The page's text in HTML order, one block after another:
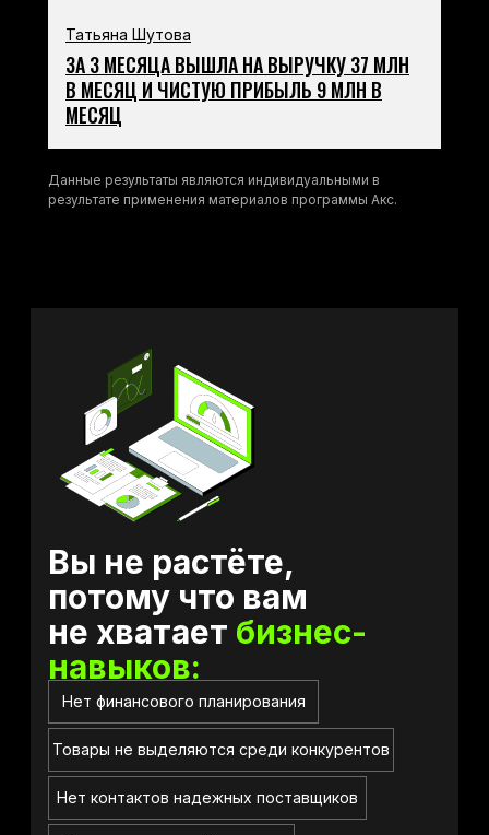
Татьяна Шутова
ЗА 3 МЕСЯЦА ВЫШЛА НА ВЫРУЧКУ 37 МЛН
В МЕСЯЦ И ЧИСТУЮ ПРИБЫЛЬ 9 МЛН В
МЕСЯЦ
Данные результаты являются индивидуальными в
результате применения материалов программы Акс.
Вы не растёте,
потому что вам
не хватает бизнес-
навыков:
Нет финансового планирования
Товары не выделяются среди конкурентов
Нет контактов надежных поставщиков